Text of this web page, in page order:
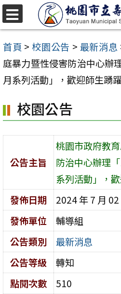
跳
至
主
要
內
區
首頁 > 校園公告 > 最新消息
庭暴力暨性侵害防治中心辦
月系列活動」，歡迎師生踴
校園公告
公告主旨
桃園市政府教
防治中心辦理
系列活動」，
發佈日期
2024 年 7 月 02
發佈單位
輔導組
公告類別
最新消息
公告等級
轉知
點閱次數
510
選
單